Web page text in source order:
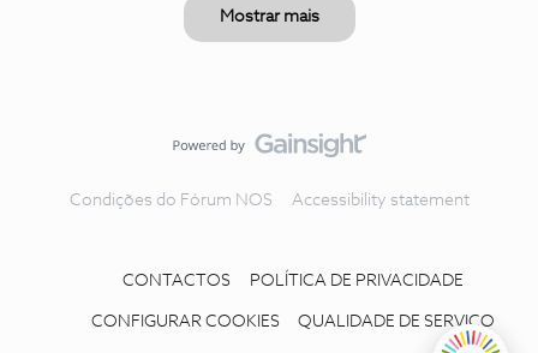
Mostrar mais
Condições do Fórum NOS Accessibility statement
CONTACTOS POLÍTICA DE PRIVACIDADE
CONFIGURAR COOKIES QUALIDADE DE SERVIÇO